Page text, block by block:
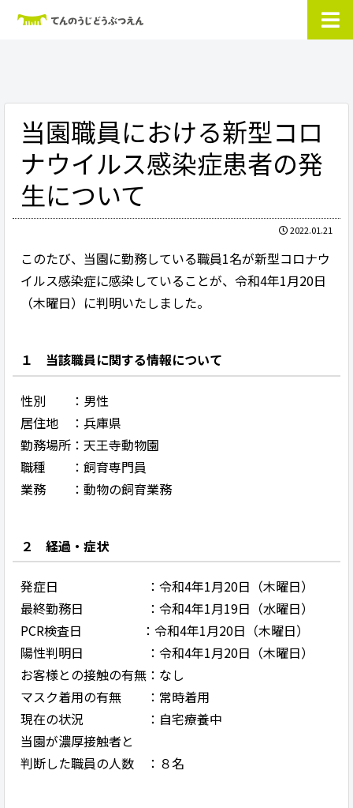
当園職員における新型コロ
ナウイルス感染症患者の発
生について
2022.01.21
このたび、当園に勤務している職員1名が新型コロナウ
イルス感染症に感染していることが、令和4年1月20日
（木曜日）に判明いたしました。
１ 当該職員に関する情報について
性別 ：男性
居住地 ：兵庫県
勤務場所：天王寺動物園
職種 ：飼育専門員
業務 ：動物の飼育業務
２ 経過・症状
発症日 ：令和4年1月20日（木曜日）
最終勤務日 ：令和4年1月19日（水曜日）
PCR検査日 ：令和4年1月20日（木曜日）
陽性判明日 ：令和4年1月20日（木曜日）
お客様との接触の有無：なし
マスク着用の有無 ：常時着用
現在の状況 ：自宅療養中
当園が濃厚接触者と
判断した職員の人数 ：８名